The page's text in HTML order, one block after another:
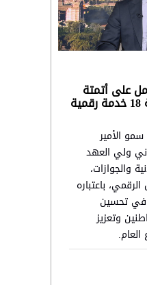
على أتمتة
دفتر العائلة وإضافة 18 خدمة رقمية
سمو الأمير
ولي العهد
والجوازات،
باعتباره
في تحسين
وتعزيز